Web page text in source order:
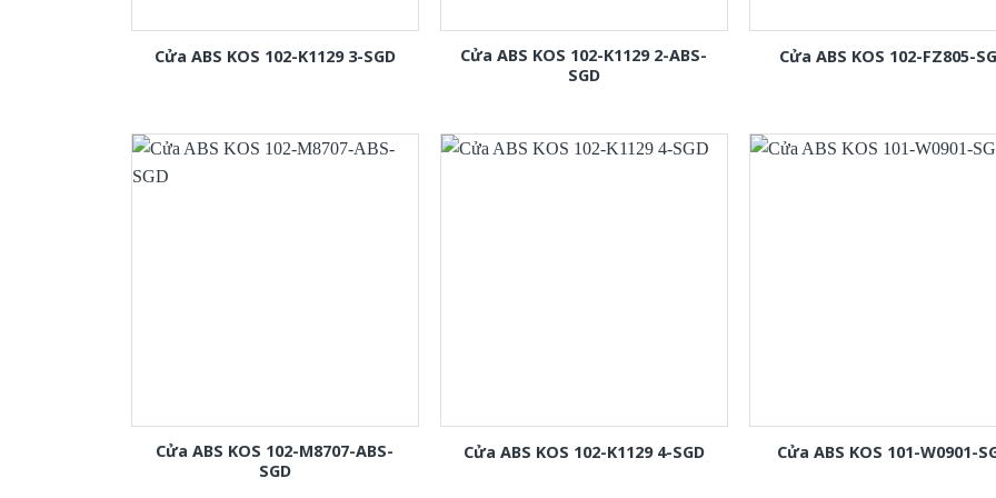
Cửa ABS KOS 102-K1129 3-SGD
Cửa ABS KOS 102-K1129 2-ABS-
SGD
Cửa ABS KOS 102-FZ805-
Cửa ABS KOS 102-M8707-ABS-
SGD
Cửa ABS KOS 102-K1129 4-SGD Cửa ABS KOS 101-W0901-